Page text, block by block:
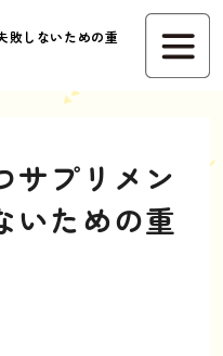
敗しないための重
サプリメン
いための重